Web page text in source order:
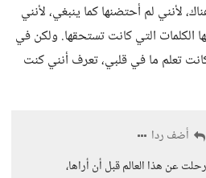
لأنني لم أحتضنها كما ينبغي، لأنني
الكلمات التي كانت تستحقها. ولكن في
تعلم ما في قلبي، تعرف أنني كنت
أضف ردا
عن هذا العالم قبل أن أراها،